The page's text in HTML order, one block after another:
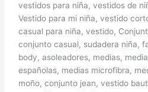
vestidos para niña, vestidos de
Vestido para mi niña, vestido
casual para niña, vestido,
conjunto casual, sudadera niña,
body, asoleadores, medias,
españolas, medias microfibra,
moño, conjunto jean, vestido